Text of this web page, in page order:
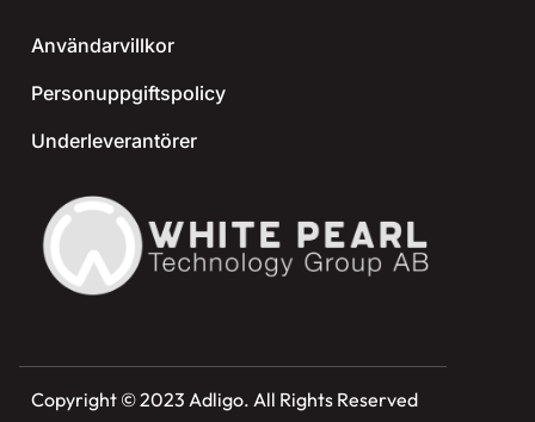
Användarvillkor
Personuppgiftspolicy
Underleverantörer
Copyright © 2023 Adligo. All Rights Reserved